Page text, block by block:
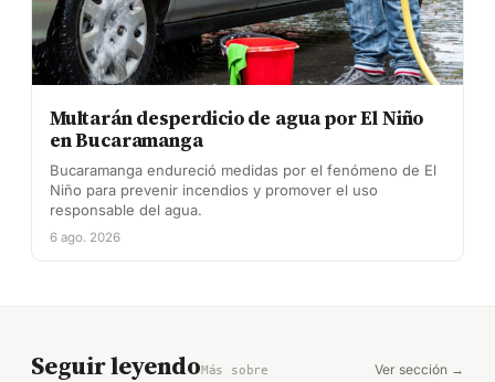
Multarán desperdicio de agua por El Niño
en Bucaramanga
Bucaramanga endureció medidas por el fenómeno de El
Niño para prevenir incendios y promover el uso
responsable del agua.
6 ago. 2026
Seguir leyendoMás sobre Ver sección →